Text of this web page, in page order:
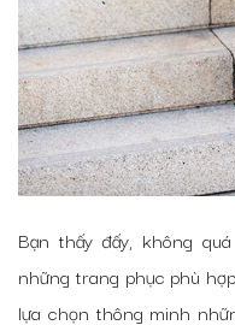
Bạn thấy đấy, không
những trang phục phù
lựa chọn thông minh